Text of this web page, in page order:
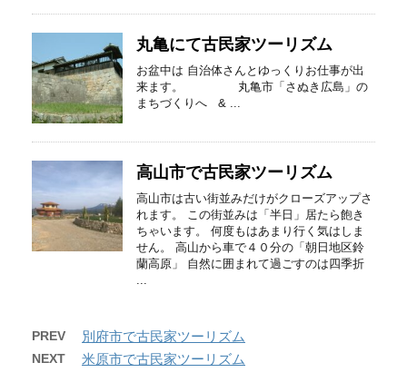
丸亀にて古民家ツーリズム
お盆中は 自治体さんとゆっくりお仕事が出
来ます。 丸亀市「さぬき広島」の
まちづくりへ & ...
高山市で古民家ツーリズム
高山市は古い街並みだけがクローズアップさ
れます。 この街並みは「半日」居たら飽き
ちゃいます。 何度もはあまり行く気はしま
せん。 高山から車で４０分の「朝日地区鈴
蘭高原」 自然に囲まれて過ごすのは四季折
...
PREV 別府市で古民家ツーリズム
NEXT 米原市で古民家ツーリズム